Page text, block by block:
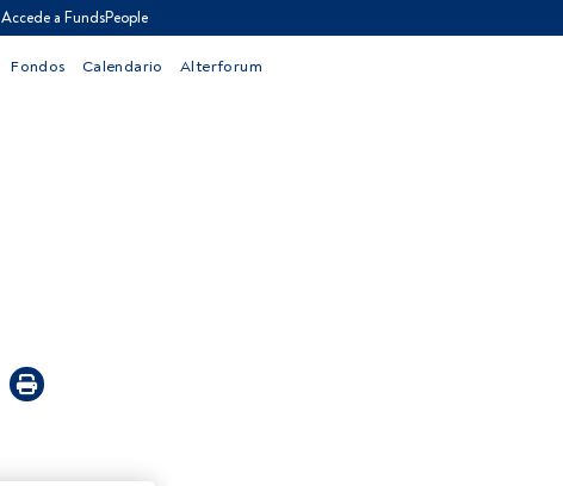
Accede a FundsPeople
Fondos Calendario Alterforum